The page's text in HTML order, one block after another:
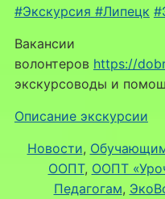
#Экскурсия #Липецк
Вакансии
волонтеров https://
экскурсоводы и
Описание экскурсии
Новости,
ООПТ, ООПТ
Педагогам,